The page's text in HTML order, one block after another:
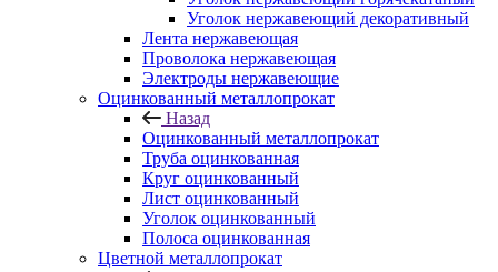
Уголок нержавеющий декоративный
Лента нержавеющая
Проволока нержавеющая
Электроды нержавеющие
Оцинкованный металлопрокат
Назад
Оцинкованный металлопрокат
Труба оцинкованная
Круг оцинкованный
Лист оцинкованный
Уголок оцинкованный
Полоса оцинкованная
Цветной металлопрокат